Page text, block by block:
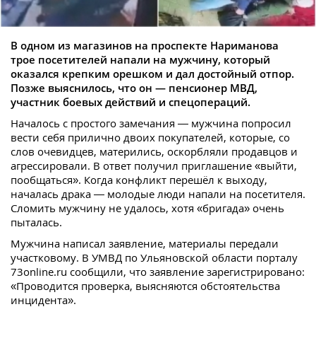
В одном из магазинов на проспекте Нариманова
трое посетителей напали на мужчину, который
оказался крепким орешком и дал достойный отпор.
Позже выяснилось, что он — пенсионер МВД,
участник боевых действий и спецопераций.
Началось с простого замечания — мужчина попросил
вести себя прилично двоих покупателей, которые, со
слов очевидцев, матерились, оскорбляли продавцов и
агрессировали. В ответ получил приглашение «выйти,
пообщаться». Когда конфликт перешёл к выходу,
началась драка — молодые люди напали на посетителя.
Сломить мужчину не удалось, хотя «бригада» очень
пыталась.
Мужчина написал заявление, материалы передали
участковому. В УМВД по Ульяновской области порталу
73online.ru сообщили, что заявление зарегистрировано:
«Проводится проверка, выясняются обстоятельства
инцидента».